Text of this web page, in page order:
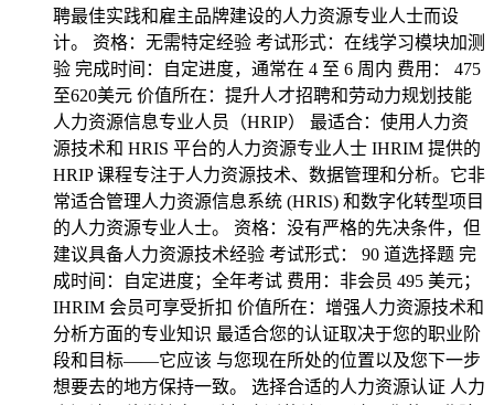
聘最佳实践和雇主品牌建设的人力资源专业人士而设
计。 资格：无需特定经验 考试形式：在线学习模块加测
验 完成时间：自定进度，通常在 4 至 6 周内 费用： 475
至620美元 价值所在：提升人才招聘和劳动力规划技能
人力资源信息专业人员（HRIP） 最适合：使用人力资
源技术和 HRIS 平台的人力资源专业人士 IHRIM 提供的
HRIP 课程专注于人力资源技术、数据管理和分析。它非
常适合管理人力资源信息系统 (HRIS) 和数字化转型项目
的人力资源专业人士。 资格：没有严格的先决条件，但
建议具备人力资源技术经验 考试形式： 90 道选择题 完
成时间：自定进度；全年考试 费用：非会员 495 美元；
IHRIM 会员可享受折扣 价值所在：增强人力资源技术和
分析方面的专业知识 最适合您的认证取决于您的职业阶
段和目标——它应该 与您现在所处的位置以及您下一步
想要去的地方保持一致。 选择合适的人力资源认证 人力